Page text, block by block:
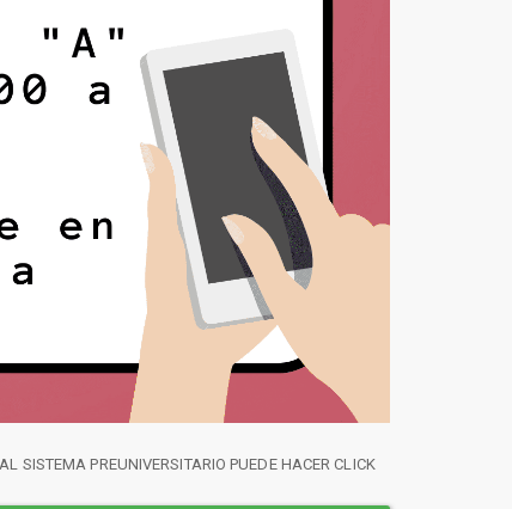
SISTEMA PREUNIVERSITARIO PUEDE HACER CLICK